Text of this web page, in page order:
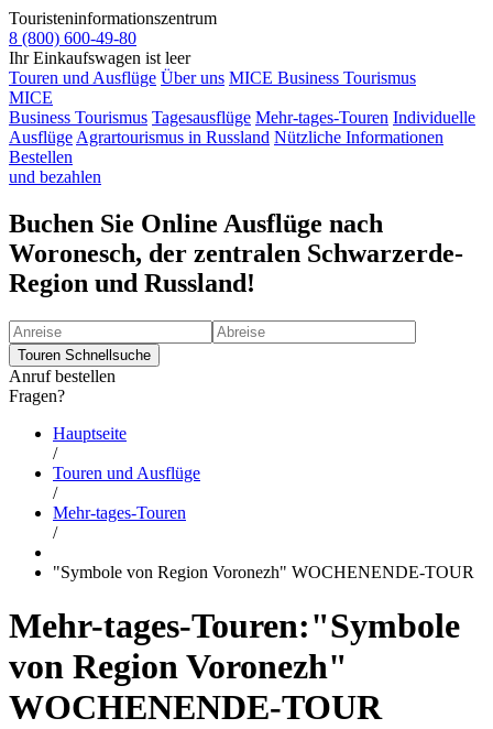
Touristeninformationszentrum
8 (800) 600-49-80
Ihr Einkaufswagen ist leer
Touren und Ausflüge Über uns MICE Business Tourismus
MICE
Business Tourismus Tagesausflüge Mehr-tages-Touren Individuelle
Ausflüge Agrartourismus in Russland Nützliche Informationen
Bestellen
und bezahlen
Buchen Sie Online Ausflüge nach
Woronesch, der zentralen Schwarzerde-
Region und Russland!
Anruf bestellen
Fragen?
Hauptseite
/
Touren und Ausflüge
/
Mehr-tages-Touren
/
"Symbole von Region Voronezh" WOCHENENDE-TOUR
Mehr-tages-Touren:"Symbole
von Region Voronezh"
WOCHENENDE-TOUR